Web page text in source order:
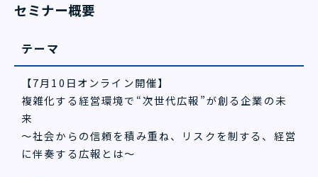
セミナー概要
テーマ
【7月10日オンライン開催】
複雑化する経営環境で“次世代広報”が創る企業の未
来
～社会からの信頼を積み重ね、リスクを制する、経営
に伴奏する広報とは～